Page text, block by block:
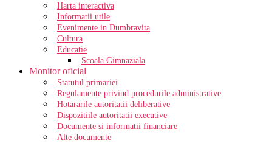
Harta interactiva
Informatii utile
Evenimente in Dumbravita
Cultura
Educatie
Scoala Gimnaziala
Monitor oficial
Statutul primariei
Regulamente privind procedurile administrative
Hotararile autoritatii deliberative
Dispozitiile autoritatii executive
Documente si informatii financiare
Alte documente